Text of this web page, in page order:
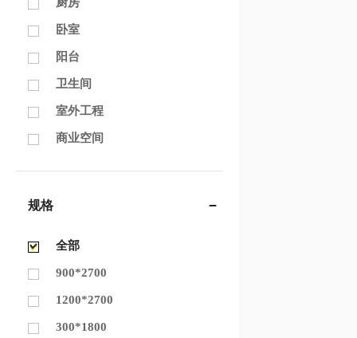
卧室
阳台
卫生间
室外工程
商业空间
规格
全部
900*2700
1200*2700
300*1800